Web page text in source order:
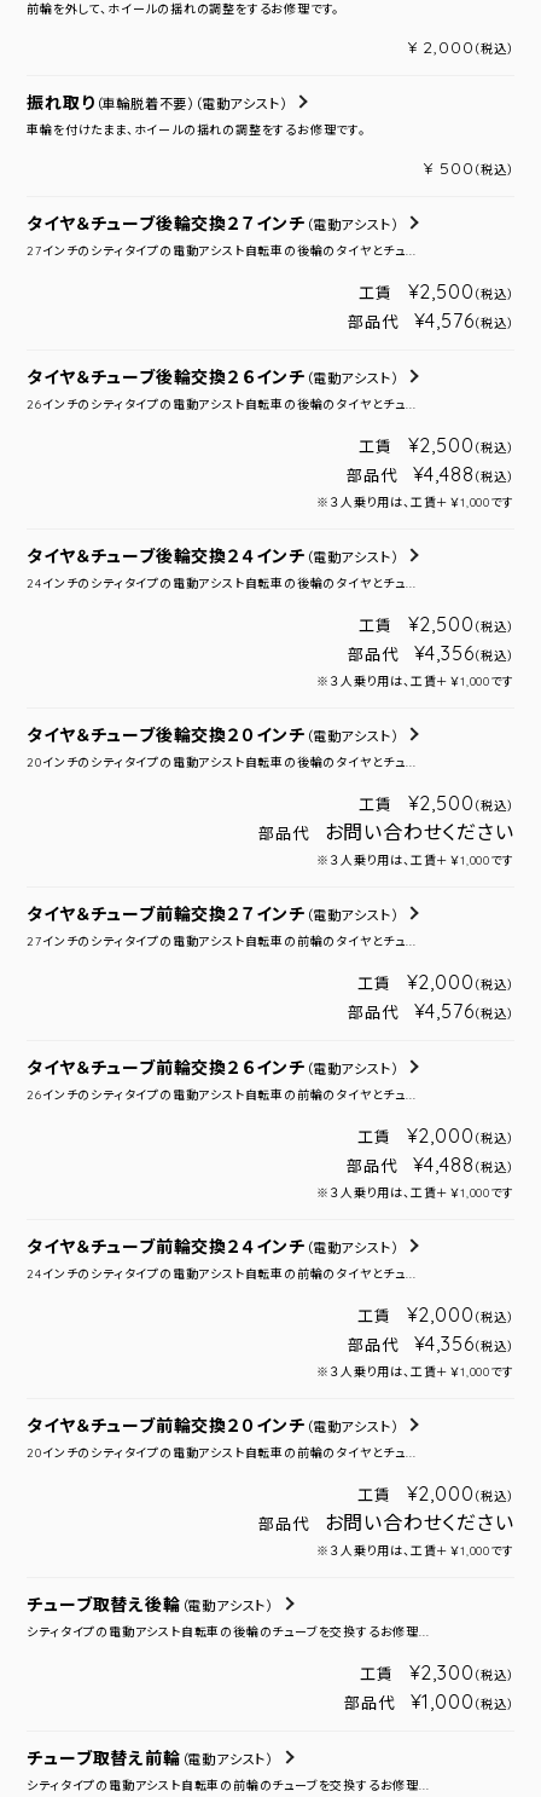
前輪を外して、ホイールの揺れの調整をするお修理です。
¥ 2,000 （税込）
振れ取り （車輪脱着不要） （電動アシスト）
車輪を付けたまま、ホイールの揺れの調整をするお修理です。
¥ 500 （税込）
タイヤ＆チューブ後輪交換２７インチ （電動アシスト）
27インチのシティタイプの電動アシスト自転車の後輪のタイヤとチュ...
工賃 ¥2,500 （税込）
部品代 ¥4,576（税込）
タイヤ＆チューブ後輪交換２６インチ （電動アシスト）
26インチのシティタイプの電動アシスト自転車の後輪のタイヤとチュ...
工賃 ¥2,500 （税込）
部品代 ¥4,488 （税込）
※３人乗り用は、工賃＋￥1,000です
タイヤ＆チューブ後輪交換２４インチ （電動アシスト）
24インチのシティタイプの電動アシスト自転車の後輪のタイヤとチュ...
工賃 ¥2,500 （税込）
部品代 ¥4,356（税込）
※３人乗り用は、工賃＋￥1,000です
タイヤ＆チューブ後輪交換２０インチ （電動アシスト）
20インチのシティタイプの電動アシスト自転車の後輪のタイヤとチュ...
工賃 ¥2,500 （税込）
部品代 お問い合わせください
※３人乗り用は、工賃＋￥1,000です
タイヤ＆チューブ前輪交換２７インチ （電動アシスト）
27インチのシティタイプの電動アシスト自転車の前輪のタイヤとチュ...
工賃 ¥2,000 （税込）
部品代 ¥4,576（税込）
タイヤ＆チューブ前輪交換２６インチ （電動アシスト）
26インチのシティタイプの電動アシスト自転車の前輪のタイヤとチュ...
工賃 ¥2,000 （税込）
部品代 ¥4,488 （税込）
※３人乗り用は、工賃＋￥1,000です
タイヤ＆チューブ前輪交換２４インチ （電動アシスト）
24インチのシティタイプの電動アシスト自転車の前輪のタイヤとチュ...
工賃 ¥2,000 （税込）
部品代 ¥4,356（税込）
※３人乗り用は、工賃＋￥1,000です
タイヤ＆チューブ前輪交換２０インチ （電動アシスト）
20インチのシティタイプの電動アシスト自転車の前輪のタイヤとチュ...
工賃 ¥2,000 （税込）
部品代 お問い合わせください
※３人乗り用は、工賃＋￥1,000です
チューブ取替え後輪 （電動アシスト）
シティタイプの電動アシスト自転車の後輪のチューブを交換するお修理...
工賃 ¥2,300 （税込）
部品代 ¥1,000 （税込）
チューブ取替え前輪 （電動アシスト）
シティタイプの電動アシスト自転車の前輪のチューブを交換するお修理...